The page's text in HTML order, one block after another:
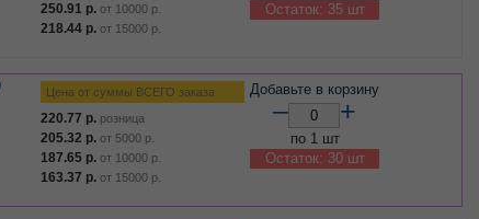
250.91 р. от 10000 р.
218.44 р. от 15000 р.
Остаток: 35 шт
Цена от суммы ВСЕГО заказа
220.77 р. розница
205.32 р. от 5000 р.
187.65 р. от 10000 р.
163.37 р. от 15000 р.
Добавьте в корзину
– +
по 1 шт
Остаток: 30 шт